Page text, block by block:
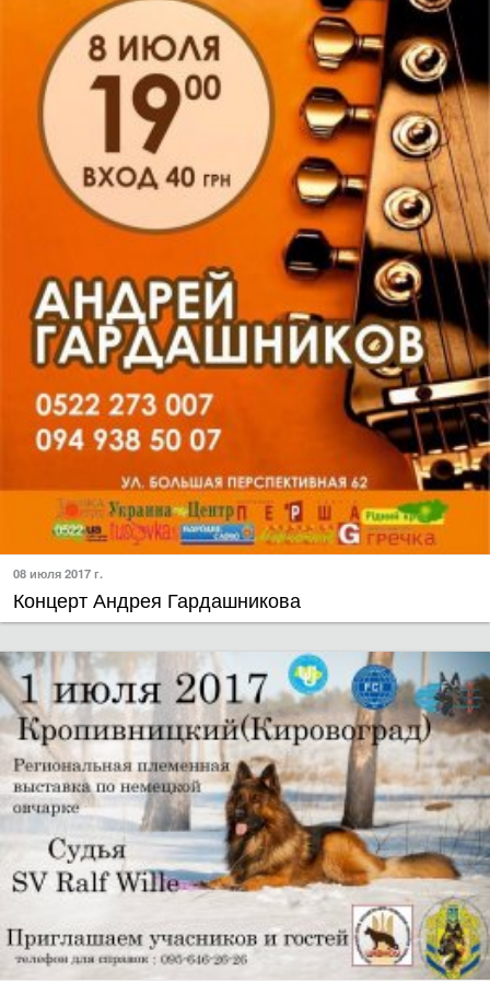
08 июля 2017 г.
Концерт Андрея Гардашникова
01 июля 2017 г.